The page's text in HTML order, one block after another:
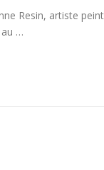
Resin, artiste
au …